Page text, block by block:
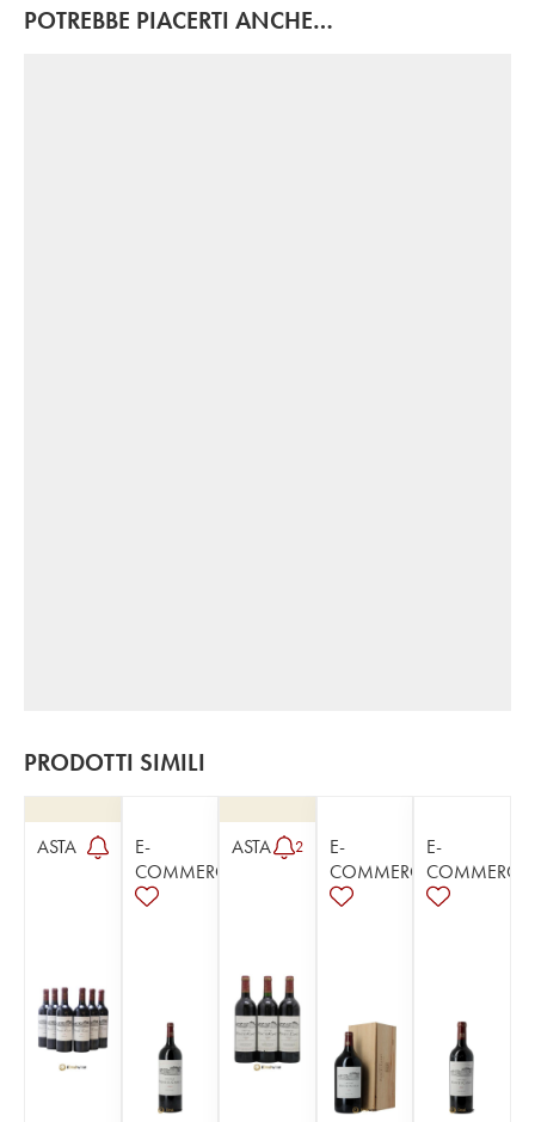
POTREBBE PIACERTI ANCHE…
PRODOTTI SIMILI
ASTA
E-
COMMERCE
ASTA 2
E-
COMMERCE
E-
COMMERCE